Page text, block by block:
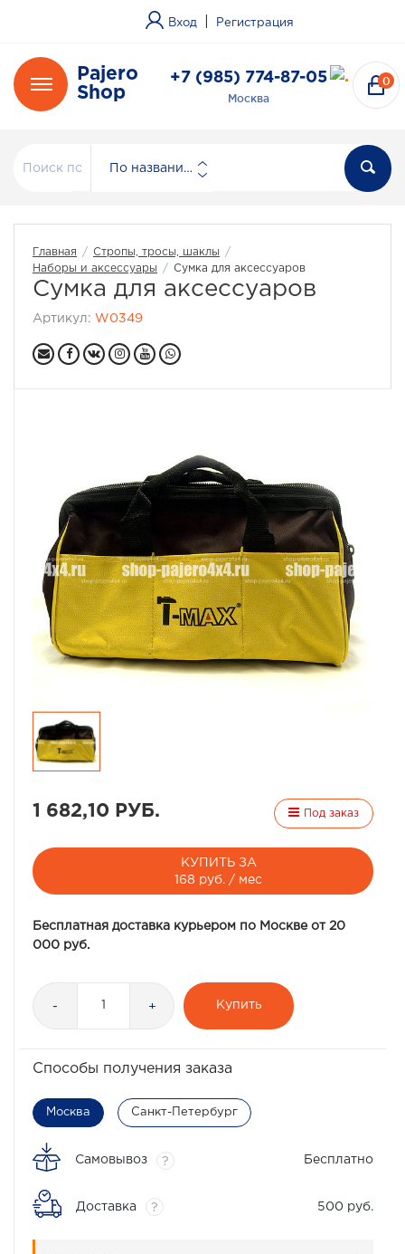
Вход Регистрация
Pajero
Shop
+7 (985) 774-87-05
Москва
0
По названию
Главная / Стропы, тросы, шаклы
/
Наборы и аксессуары
/ Сумка для аксессуаров
Сумка для аксессуаров
Артикул: W0349
1 682,10 РУБ. Под заказ
КУПИТЬ ЗА
168 руб. / мес
Бесплатная доставка курьером по Москве от 20
000 руб.
- + Купить
Способы получения заказа
Москва Санкт-Петербург
Самовывоз ? Бесплатно
Доставка ? 500 руб.